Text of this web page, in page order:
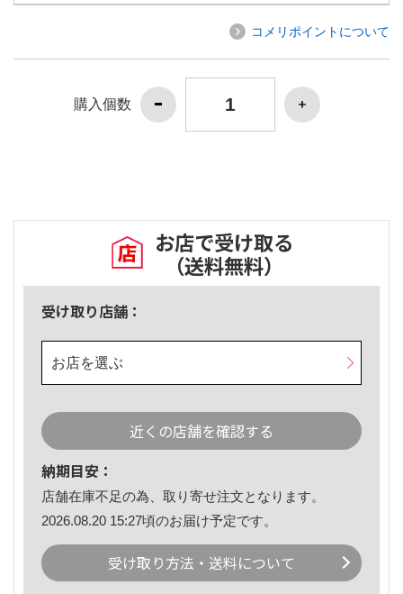
コメリポイントについて
購入個数
お店で受け取る
（送料無料）
受け取り店舗：
お店を選ぶ
近くの店舗を確認する
納期目安：
店舗在庫不足の為、取り寄せ注文となります。
2026.08.20 15:27頃のお届け予定です。
受け取り方法・送料について